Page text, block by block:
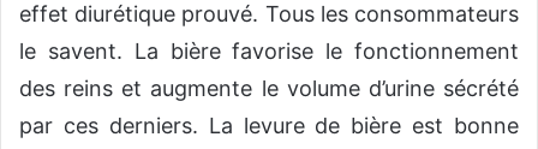
effet diurétique prouvé. Tous les consommateurs
le savent. La bière favorise le fonctionnement
des reins et augmente le volume d’urine sécrété
par ces derniers. La levure de bière est bonne